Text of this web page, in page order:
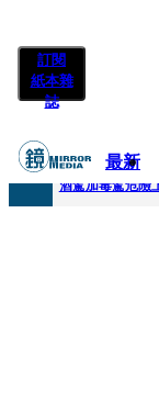
訂閱
紙本雜
誌
最新
快訊
酒駕加毒駕危險